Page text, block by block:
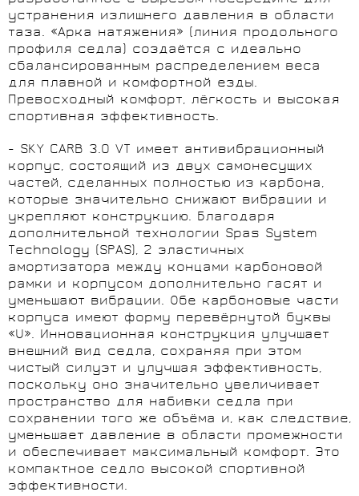
устранения излишнего давления в области
таза. «Арка натяжения» (линия продольного
профиля седла) создаётся с идеально
сбалансированным распределением веса
для плавной и комфортной езды.
Превосходный комфорт, лёгкость и высокая
спортивная эффективность.
- SKY CARB 3.0 VT имеет антивибрационный
корпус, состоящий из двух самонесущих
частей, сделанных полностью из карбона,
которые значительно снижают вибрации и
укрепляют конструкцию. Благодаря
дополнительной технологии Spas System
Technology (SPAS), 2 эластичных
амортизатора между концами карбоновой
рамки и корпусом дополнительно гасят и
уменьшают вибрации. Обе карбоновые части
корпуса имеют форму перевёрнутой буквы
«U». Инновационная конструкция улучшает
внешний вид седла, сохраняя при этом
чистый силуэт и улучшая эффективность,
поскольку оно значительно увеличивает
пространство для набивки седла при
сохранении того же объёма и, как следствие,
уменьшает давление в области промежности
и обеспечивает максимальный комфорт. Это
компактное седло высокой спортивной
эффективности.